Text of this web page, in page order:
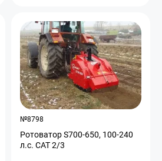
№8798
Ротоватор S700-650, 100-240
л.с. CAT 2/3